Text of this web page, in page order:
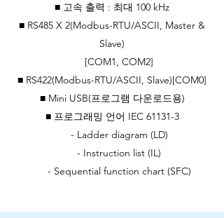
■ 고속 출력 : 최대 100 kHz
■ RS485 X 2(Modbus-RTU/ASCII, Master &
Slave)
[COM1, COM2]
■ RS422(Modbus-RTU/ASCII, Slave)[COM0]
■ Mini USB(프로그램 다운로드용)
■ 프로그래밍 언어 IEC 61131-3
- Ladder diagram (LD)
- Instruction list (IL)
- Sequential function chart (SFC)